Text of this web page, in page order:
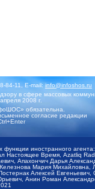
84-11, E-mail:info@infoshos.ru
в сфере массовых
2008 г.
обязательна.
согласие редакции
иностранного агента:
Настоящее Время, Azatliq
Апахончич Дарья
Мария Михайловна,
Алексей
Анин Роман